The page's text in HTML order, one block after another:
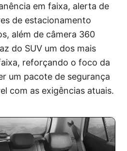
em faixa, alerta de
de estacionamento
além de câmera 360
do SUV um dos mais
reforçando o foco da
um pacote de segurança
com as exigências atuais.